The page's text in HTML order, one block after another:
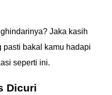
Jaka kasih
pasti bakal kamu hadapi
seperti ini.
Dicuri